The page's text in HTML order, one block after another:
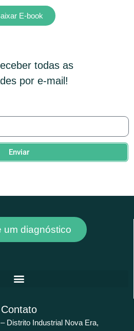
E-book
todas as
por e-mail!
Enviar
um diagnóstico
Contato
Distrito Industrial Nova Era,